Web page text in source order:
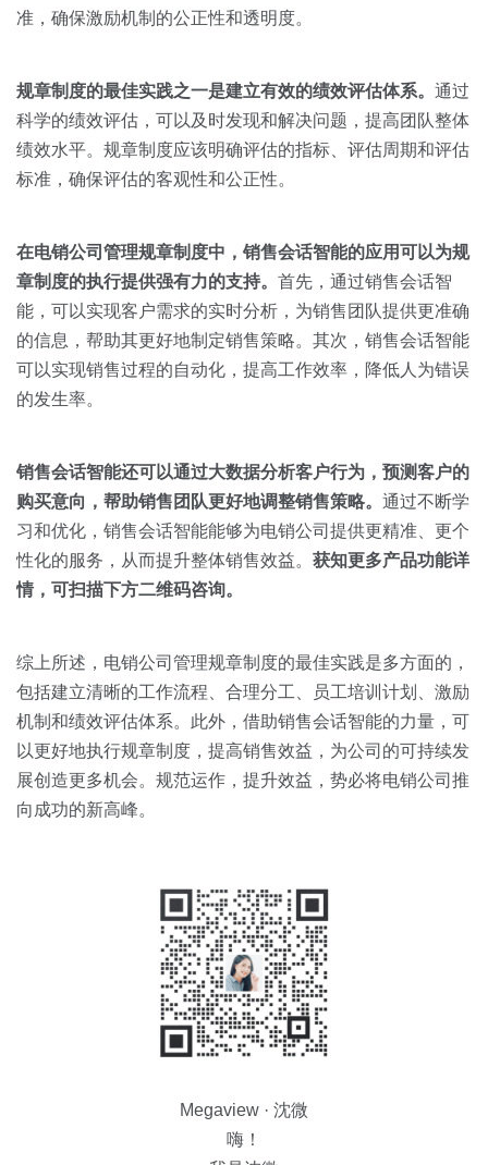
准，确保激励机制的公正性和透明度。
规章制度的最佳实践之一是建立有效的绩效评估体系。 通过
科学的绩效评估，可以及时发现和解决问题，提高团队整体
绩效水平。规章制度应该明确评估的指标、评估周期和评估
标准，确保评估的客观性和公正性。
在电销公司管理规章制度中，销售会话智能的应用可以为规
章制度的执行提供强有力的支持。 首先，通过销售会话智
能，可以实现客户需求的实时分析，为销售团队提供更准确
的信息，帮助其更好地制定销售策略。其次，销售会话智能
可以实现销售过程的自动化，提高工作效率，降低人为错误
的发生率。
销售会话智能还可以通过大数据分析客户行为，预测客户的
购买意向，帮助销售团队更好地调整销售策略。 通过不断学
习和优化，销售会话智能能够为电销公司提供更精准、更个
性化的服务，从而提升整体销售效益。 获知更多产品功能详
情，可扫描下方二维码咨询。
综上所述，电销公司管理规章制度的最佳实践是多方面的，
包括建立清晰的工作流程、合理分工、员工培训计划、激励
机制和绩效评估体系。此外，借助销售会话智能的力量，可
以更好地执行规章制度，提高销售效益，为公司的可持续发
展创造更多机会。规范运作，提升效益，势必将电销公司推
向成功的新高峰。
Megaview · 沈微
嗨！